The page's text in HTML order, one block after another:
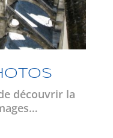
découvrir la